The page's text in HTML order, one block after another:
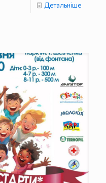
Детальніше